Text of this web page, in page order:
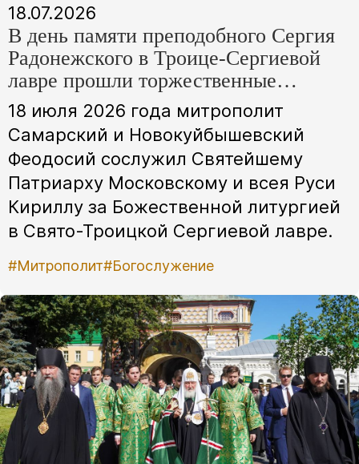
18.07.2026
В день памяти преподобного Сергия
Радонежского в Троице-Сергиевой
лавре прошли торжественные
богослужения
18 июля 2026 года митрополит
Самарский и Новокуйбышевский
Феодосий сослужил Святейшему
Патриарху Московскому и всея Руси
Кириллу за Божественной литургией
в Свято-Троицкой Сергиевой лавре.
#Митрополит#Богослужение